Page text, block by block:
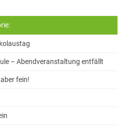
– Abendveranstaltung entfällt
fein!